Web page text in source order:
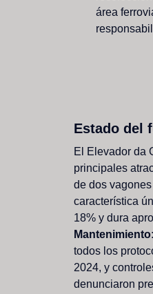
área
Estado del
El Elevador da
principales
de dos vagones
característica
18% y dura
Mantenimiento:
todos los
2024, y
denunciaron